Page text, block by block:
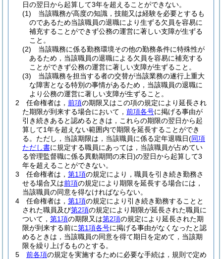
日の翌日から起算して3年を超えることができない。
(1)
当該職務が高度の知識，技能又は経験を必要とするも
のであるため当該職員の退職により生ずる欠員を容易に
補充することができず公務の運営に著しい支障が生ずる
こと。
(2)
当該職務に係る勤務環境その他の勤務条件に特殊性が
あるため，当該職員の退職による欠員を容易に補充する
ことができず公務の運営に著しい支障が生ずること。
(3)
当該職務を担当する者の交替が当該業務の遂行上重大
な障害となる特別の事情があるため，当該職員の退職に
より公務の運営に著しい支障が生ずること。
2
任命権者は， 前項の期限又はこの項の規定により延長され
た期限が到来する場合において， 前項各号に掲げる事由が
引き続きあると認めるときは，これらの期限の翌日から起
算して1年を超えない範囲内で期限を延長することができ
る。 ただし，当該期限は，当該職員に係る定年退職日(同項
ただし書に規定する職員にあっては，当該職員が占めてい
る管理監督職に係る異動期間の末日)の翌日から起算して3
年を超えることができない。
3
任命権者は， 第1項の規定により，職員を引き続き勤務さ
せる場合又は前項の規定により期限を延長する場合には，
当該職員の同意を得なければならない。
4
任命権者は， 第1項の規定により引き続き勤務することと
された職員及び第2項の規定により期限が延長された職員に
ついて， 第1項の期限又は第2項の規定により延長された期
限が到来する前に第1項各号に掲げる事由がなくなったと認
めるときは，当該職員の同意を得て期日を定めて，当該期
限を繰り上げるものとする。
5
前各項の規定を実施するために必要な手続は，規則で定め